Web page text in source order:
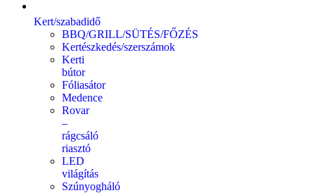
Kert/szabadidő
BBQ/GRILL/SÜTÉS/FŐZÉS
Kertészkedés/szerszámok
Kerti
bútor
Fóliasátor
Medence
Rovar
–
rágcsáló
riasztó
LED
világítás
Szúnyogháló